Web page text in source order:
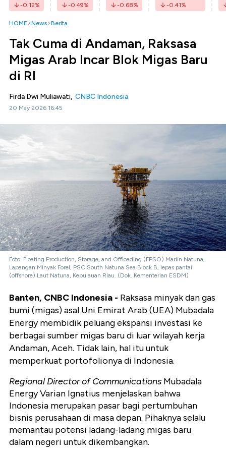
-0.12% -0.49% -0.68% -0.41%
HOME News Berita
Tak Cuma di Andaman, Raksasa
Migas Arab Incar Blok Migas Baru
di RI
Firda Dwi Muliawati, CNBC Indonesia
20 May 2026 16:45
Foto: Floating Production, Storage, and Offloading (FPSO) Marlin Natuna,
Lapangan Minyak Forel, PSC South Natuna Sea Block B, lepas pantai
(offshore) Laut Natuna, Kepulauan Riau. (Dok. Kementerian ESDM)
Banten, CNBC Indonesia - Raksasa minyak dan gas
bumi (migas) asal Uni Emirat Arab (UEA) Mubadala
Energy membidik peluang ekspansi investasi ke
berbagai sumber migas baru di luar wilayah kerja
Andaman, Aceh. Tidak lain, hal itu untuk
memperkuat portofolionya di Indonesia.
Regional Director of Communications Mubadala
Energy Varian Ignatius menjelaskan bahwa
Indonesia merupakan pasar bagi pertumbuhan
bisnis perusahaan di masa depan. Pihaknya selalu
memantau potensi ladang-ladang migas baru
dalam negeri untuk dikembangkan.